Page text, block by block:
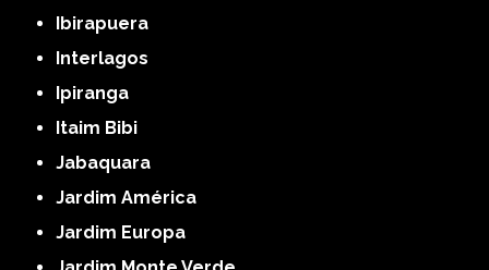
Ibirapuera
Interlagos
Ipiranga
Itaim Bibi
Jabaquara
Jardim América
Jardim Europa